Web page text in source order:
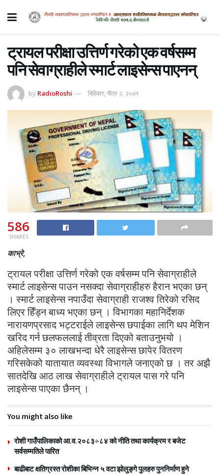
ट्रायल परीक्षा उत्तिर्ण गरेको एक वर्षसम्म
पनि सेवाग्राहीले स्मार्ट लाइसेन्स पाएनन्
by RadioRoshi बिहिबार, चैत्र २, २०७९
586
SHARES
काभ्रे,
ट्रायल परीक्षा उत्तिर्ण गरेको एक वर्षसम्म पनि सेवाग्राहीले
स्मार्ट लाइसेन्स पाउन नसक्दा सेवाग्राहीहरु हैरान भएका छन्
। स्मार्ट लाइसेन्स नपाउँदा सेवाग्राही राजश्व तिरेको रसिद
लिएर हिँड्न बाध्य भएका छन् । विभागका महानिर्देशक
नारायणप्रसाद भट्टराईले लाइसेन्स छपाईका लागि थप मेशिन
खरिद गर्न छलफललाई तीव्रता दिएको बताउनुभयो ।
अहिलेसम्म ३० लाखभन्दा धेरै लाइसेन्स छापेर वितरण
गरिसकेको यातायात व्यवस्था विभागले जनाएको छ । तर अझै
सातदेखि आठ लाख सेवाग्राहीले ट्रायल पास गरे पनि
लाइसेन्स पाएका छैनन् ।
You might also like
रोशी गाउँपालिकाको आ.व.२०८३÷८४ को नीति तथा कार्यक्रम र बजेट
सर्वसम्मतिले पारित
बाढीबाट क्षतिग्रस्त रोशीका बिभिन्न ५ वटा झोलुङ्गे पुलहरु पुननिर्माण हुने